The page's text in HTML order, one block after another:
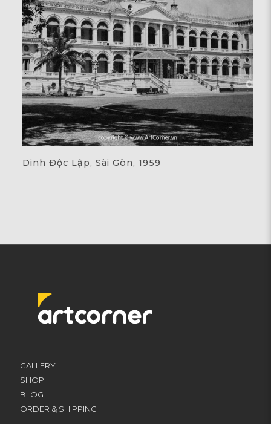
Dinh Độc Lập, Sài Gòn, 1959
GALLERY
SHOP
BLOG
ORDER & SHIPPING